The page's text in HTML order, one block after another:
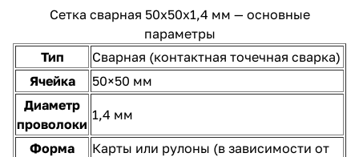
Сетка сварная 50х50х1,4 мм — основные
параметры
Тип
Сварная (контактная точечная сварка)
Ячейка
50×50 мм
Диаметр
проволоки
1,4 мм
Форма
Карты или рулоны (в зависимости от